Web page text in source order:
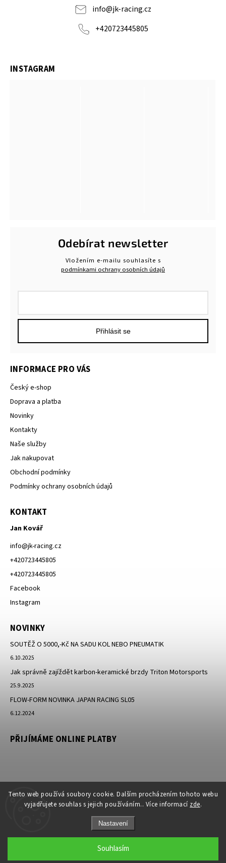
Tento web používá soubory cookie. Dalším procházením tohoto webu
vyjadřujete souhlas s jejich používáním.. Více informací zde.
Nastavení
Souhlasím
info@jk-racing.cz
+420723445805
INSTAGRAM
INFORMACE PRO VÁS
Český e-shop
Doprava a platba
Novinky
Kontakty
Naše služby
Jak nakupovat
Obchodní podmínky
Podmínky ochrany osobních údajů
KONTAKT
Jan Kovář
info@jk-racing.cz
+420723445805
+420723445805
Facebook
Instagram
NOVINKY
SOUTĚŽ O 5000,-Kč NA SADU KOL NEBO PNEUMATIK
6.10.2025
Jak správně zajíždět karbon-keramické brzdy Triton Motorsports
25.9.2025
FLOW-FORM NOVINKA JAPAN RACING SL05
6.12.2024
PŘIJÍMÁME ONLINE PLATBY
Odebírat newsletter
Vložením e-mailu souhlasíte s
podmínkami ochrany osobních údajů
Přihlásit se